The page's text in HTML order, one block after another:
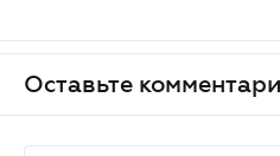
Оставьте